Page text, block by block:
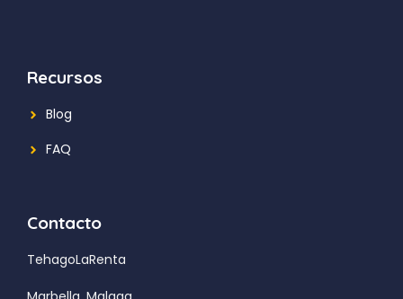
Recursos
Blog
FAQ
Contacto
TehagoLaRenta